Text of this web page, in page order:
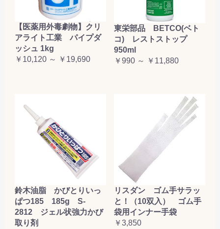
【医薬用外毒劇物】クリ
アライト工業 パイプダ
ッシュ 1kg
￥10,120 ～ ￥19,690
東栄部品 BETCO(ベト
コ) レストストップ
950ml
￥990 ～ ￥11,880
鈴木油脂 かびとりいっ
ぱつ185 185g S-
2812 ジェル状強力かび
取り剤
リスダン ゴム手サラッ
と！（10双入） ゴム手
袋用インナー手袋
￥3,850